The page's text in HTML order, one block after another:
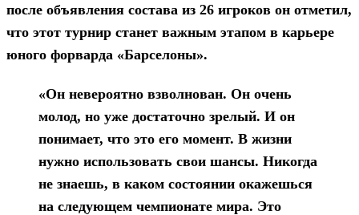
после объявления состава из 26 игроков он отметил,
что этот турнир станет важным этапом в карьере
юного форварда «Барселоны».
«Он невероятно взволнован. Он очень
молод, но уже достаточно зрелый. И он
понимает, что это его момент. В жизни
нужно использовать свои шансы. Никогда
не знаешь, в каком состоянии окажешься
на следующем чемпионате мира. Это